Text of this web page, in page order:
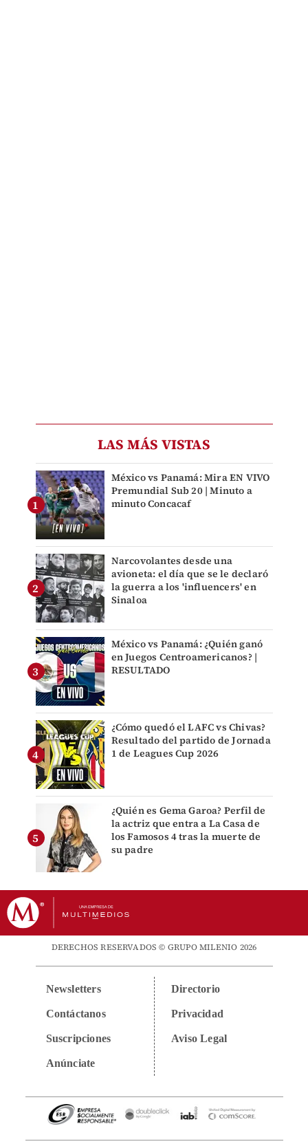
LAS MÁS VISTAS
México vs Panamá: Mira EN VIVO
Premundial Sub 20 | Minuto a
minuto Concacaf
Narcovolantes desde una
avioneta: el día que se le declaró
la guerra a los 'influencers' en
Sinaloa
México vs Panamá: ¿Quién ganó
en Juegos Centroamericanos? |
RESULTADO
¿Cómo quedó el LAFC vs Chivas?
Resultado del partido de Jornada
1 de Leagues Cup 2026
¿Quién es Gema Garoa? Perfil de
la actriz que entra a La Casa de
los Famosos 4 tras la muerte de
su padre
DERECHOS RESERVADOS © GRUPO MILENIO 2026
Newsletters
Contáctanos
Suscripciones
Anúnciate
Directorio
Privacidad
Aviso Legal